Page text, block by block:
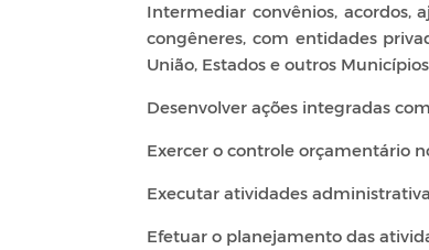
Intermediar convênios, acordos,
congêneres, com entidades
União, Estados e outros
Desenvolver ações integradas
Exercer o controle orçamentário
Executar atividades
Efetuar o planejamento das